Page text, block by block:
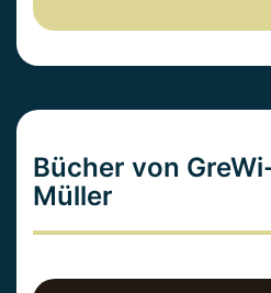
Bücher von
Müller